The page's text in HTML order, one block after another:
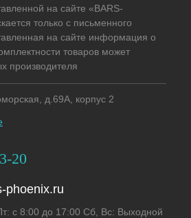
на сайте «BARS-
только с письменного
на сайте информация о
товаров может
производителя
д.69А, корпус 2
20
phoenix.ru
с 8:00 до 17:00 Сб, Вс: Выходной